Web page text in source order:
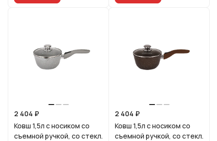
2 404 ₽
Ковш 1,5л с носиком со
съемной ручкой, со стекл.
2 404 ₽
Ковш 1,5л с носиком со
съемной ручкой, со стекл.